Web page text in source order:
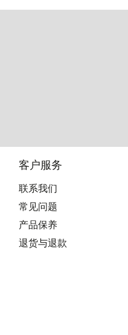
客户服务
联系我们
常见问题
产品保养
退货与退款